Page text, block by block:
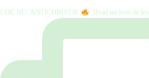
UDE NU: ANTICHRISTIE Hvad nu hvis de